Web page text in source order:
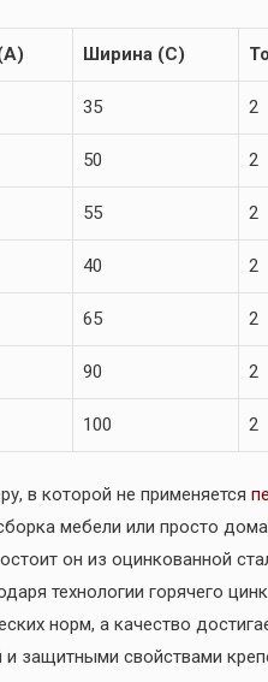
Ширина (С)
35 2
50 2
55 2
40 2
65 2
90 2
100 2
в которой не применяется
мебели или просто
он из оцинкованной
технологии горячего
норм, а качество
и защитными свойствами